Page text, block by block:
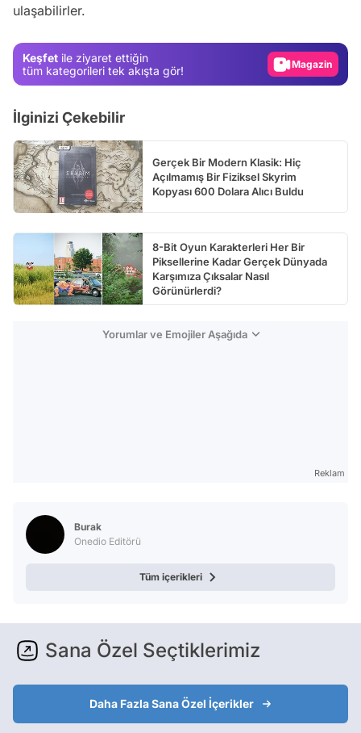
ulaşabilirler.
Keşfet ile ziyaret ettiğin
tüm kategorileri tek akışta gör!
Magazin
İlginizi Çekebilir
Gerçek Bir Modern Klasik: Hiç
Açılmamış Bir Fiziksel Skyrim
Kopyası 600 Dolara Alıcı Buldu
8-Bit Oyun Karakterleri Her Bir
Piksellerine Kadar Gerçek Dünyada
Karşımıza Çıksalar Nasıl
Görünürlerdi?
Yorumlar ve Emojiler Aşağıda
Reklam
Burak
Onedio Editörü
Tüm içerikleri
Sana Özel Seçtiklerimiz
Daha Fazla Sana Özel İçerikler